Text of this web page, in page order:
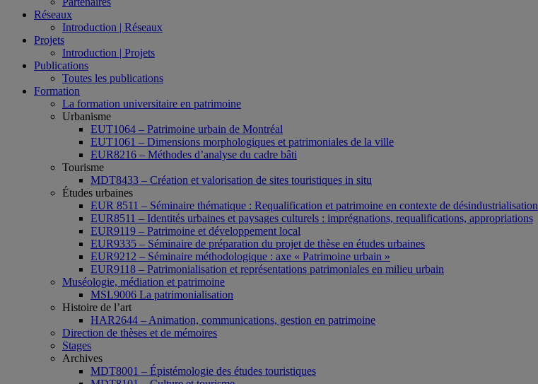
Réseaux
Introduction | Réseaux
Projets
Introduction | Projets
Publications
Toutes les publications
Formation
La formation universitaire en patrimoine
Urbanisme
EUT1064 – Patrimoine urbain de Montréal
EUT1061 – Dimensions morphologiques et patrimoniales de la ville
EUR8216 – Méthodes d’analyse du cadre bâti
Tourisme
MDT8433 – Création et valorisation de sites touristiques in situ
Études urbaines
EUR 8511 – Séminaire thématique : Requalification et patrimoine en contexte de désindustrialisation
EUR8511 – Identités urbaines et paysages culturels : imprégnations, requalifications, appropriations
EUR9119 – Patrimoine et développement local
EUR9335 – Séminaire de préparation du projet de thèse en études urbaines
EUR9212 – Séminaire méthodologique : axe « Patrimoine urbain »
EUR9118 – Patrimonialisation et représentations patrimoniales en milieu urbain
Muséologie, médiation et patrimoine
MSL9006 La patrimonialisation
Histoire de l’art
HAR2644 – Animation, communications, gestion en patrimoine
Direction de thèses et de mémoires
Stages
Archives
MDT8001 – Épistémologie des études touristiques